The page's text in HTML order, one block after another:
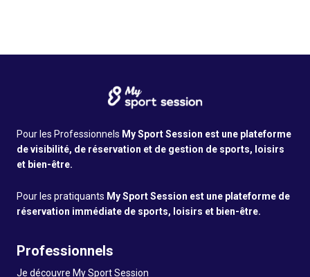
Pour les Professionnels My Sport Session est une plateforme
de visibilité, de réservation et de gestion de sports, loisirs
et bien-être.
Pour les pratiquants My Sport Session est une plateforme de
réservation immédiate de sports, loisirs et bien-être.
Professionnels
Je découvre My Sport Session